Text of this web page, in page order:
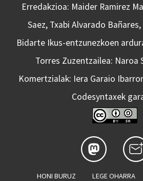
Erredakzioa: Maider Ramirez
Saez, Txabi Alvarado
Bidarte Ikus-entzunezkoen
Torres Zuzentzailea: Naroa
Komertzialak: Iera Garaio
Codesyntaxek
HONI BURUZ LEGE OHARRA